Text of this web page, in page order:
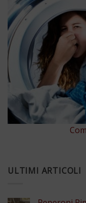
ULTIMI ARTICOLI